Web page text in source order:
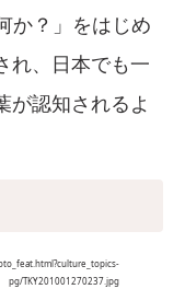
か？」をはじめ
れ、日本でも一
が認知されるよ
pg/TKY201001270237.jpg